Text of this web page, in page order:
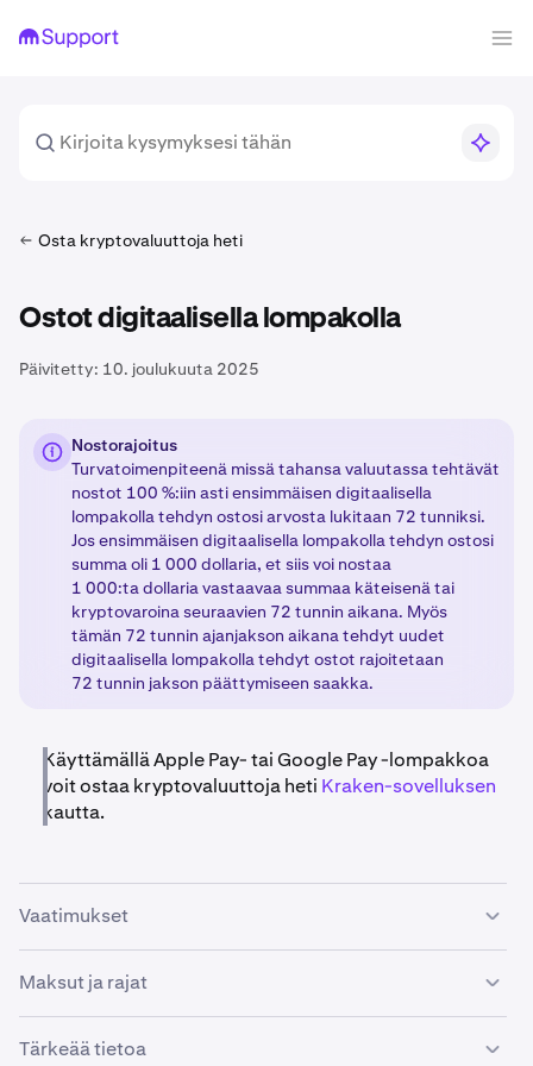
Osta kryptovaluuttoja heti
Ostot digitaalisella lompakolla
Päivitetty: 10. joulukuuta 2025
Nostorajoitus
Turvatoimenpiteenä missä tahansa valuutassa tehtävät
nostot 100 %:iin asti ensimmäisen digitaalisella
lompakolla tehdyn ostosi arvosta lukitaan 72 tunniksi.
Jos ensimmäisen digitaalisella lompakolla tehdyn ostosi
summa oli 1 000 dollaria, et siis voi nostaa
1 000:ta dollaria vastaavaa summaa käteisenä tai
kryptovaroina seuraavien 72 tunnin aikana. Myös
tämän 72 tunnin ajanjakson aikana tehdyt uudet
digitaalisella lompakolla tehdyt ostot rajoitetaan
72 tunnin jakson päättymiseen saakka.
Käyttämällä Apple Pay- tai Google Pay -lompakkoa
voit ostaa kryptovaluuttoja heti Kraken-sovelluksen
kautta.
Vaatimukset
• Kraken-tilisi on
•
Tämän palvelun käyttö perustuu puhelinlaitteeseen/-
malliin sekä Apple Payn ja Google Payn tukemiin
Maksut ja rajat
Digitaalisen lompakon ostojen rajat ovat dynaamisia ja
Tärkeää tietoa